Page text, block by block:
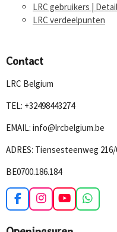
LRC gebruikers |
LRC verdeelpunten
Contact
LRC Belgium
TEL: +32498443274
EMAIL: info@lrcbelgium.be
ADRES: Tiensesteenweg
BE0700.186.184
F
a
I
n
Y
o
W
h